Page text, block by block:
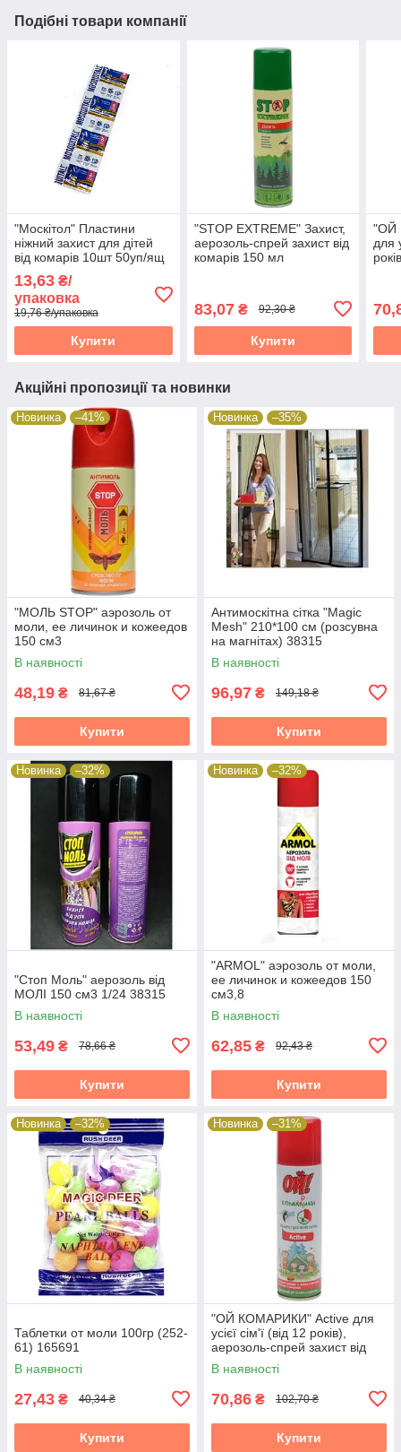
Подібні товари компанії
"Москітол" Пластини
ніжний захист для дітей
від комарів 10шт 50уп/ящ
13,63 ₴/
упаковка
19,76 ₴/упаковка
Купити
"STOP EXTREME" Захист,
аерозоль-спрей захист від
комарів 150 мл
83,07₴ 92,30 ₴
Купити
"ОЙ
для
Акційні пропозиції та новинки
Новинка –41%
"МОЛЬ STOP" аэрозоль от
моли, ее личинок и кожеедов
150 см3
В наявності
48,19 ₴ 81,67 ₴
Купити
Новинка –35%
Антимоскітна сітка "Magic
Mesh" 210*100 см (розсувна
на магнітах) 38315
В наявності
96,97 ₴ 149,18 ₴
Купити
Новинка –32%
"Стоп Моль" аерозоль від
МОЛІ 150 см3 1/24 38315
В наявності
53,49 ₴ 78,66 ₴
Купити
Новинка –32%
"ARMOL" аэрозоль от моли,
ее личинок и кожеедов 150
см3,8
В наявності
62,85 ₴ 92,43 ₴
Купити
Новинка –32%
Таблетки от моли 100гр (252-
61) 165691
В наявності
27,43 ₴ 40,34 ₴
Купити
Новинка –31%
"ОЙ КОМАРИКИ" Active для
усієї сім'ї (від 12 років),
аерозоль-спрей захист від
комарів 150 мл 38315
В наявності
70,86 ₴ 102,70 ₴
Купити